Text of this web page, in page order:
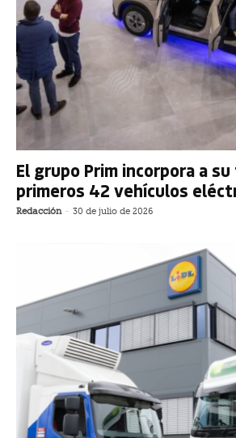
El grupo Prim incorpora a
primeros 42 vehículos
Redacción - 30 de julio de 2026